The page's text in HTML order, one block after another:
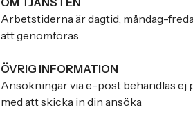
Arbetstiderna är dagtid, måndag-
att genomföras.
ÖVRIG INFORMATION
Ansökningar via e-post behandlas ej
med att skicka in din ansöka